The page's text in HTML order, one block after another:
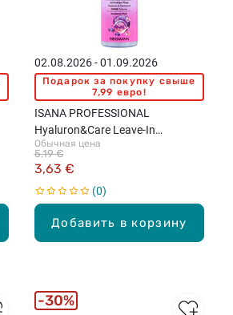
Добавить в корзину
02.08.2026 - 01.09.2026
Подарок за покупку свыше
7,99 евро!
ISANA PROFESSIONAL
Hyaluron&Care Leave-In
кондиционер для сухих волос,
100мл
Обычная цена
3,63 €
5,19 €
0
30%